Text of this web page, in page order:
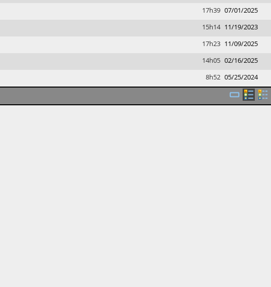
17h39 07/01/2025
15h14 11/19/2023
17h23 11/09/2025
14h05 02/16/2025
8h52 05/25/2024